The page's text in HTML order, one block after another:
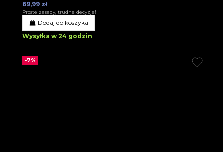
69,99 zł
Proste zasady, trudne decyzje!
Dodaj do koszyka
Wysyłka w 24 godzin
-7%